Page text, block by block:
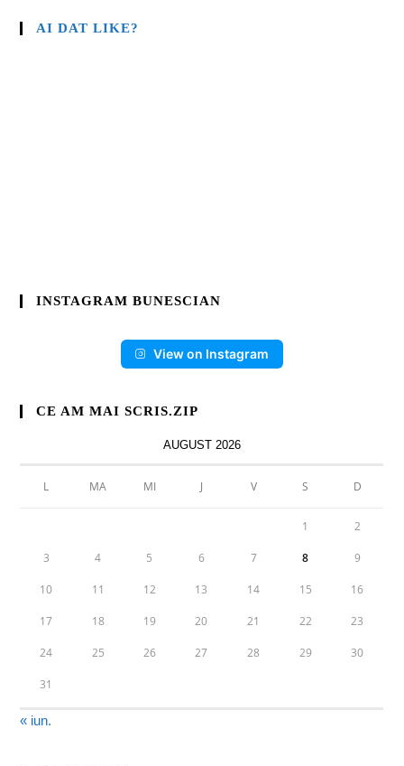
AI DAT LIKE?
INSTAGRAM BUNESCIAN
View on Instagram
CE AM MAI SCRIS.ZIP
AUGUST 2026
L MA MI J V S D
1 2
3 4 5 6 7 8 9
10 11 12 13 14 15 16
17 18 19 20 21 22 23
24 25 26 27 28 29 30
31
« iun.